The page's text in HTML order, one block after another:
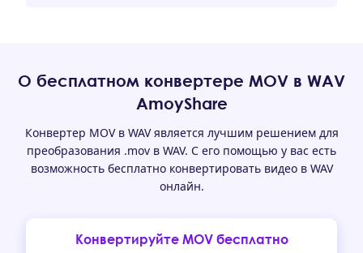
О бесплатном конвертере MOV в WAV
AmoyShare
Конвертер MOV в WAV является лучшим решением для
преобразования .mov в WAV. С его помощью у вас есть
возможность бесплатно конвертировать видео в WAV
онлайн.
Конвертируйте MOV бесплатно